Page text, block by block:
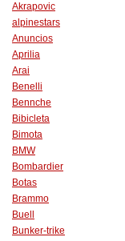
Akrapovic
alpinestars
Anuncios
Aprilia
Arai
Benelli
Bennche
Bibicleta
Bimota
BMW
Bombardier
Botas
Brammo
Buell
Bunker-trike